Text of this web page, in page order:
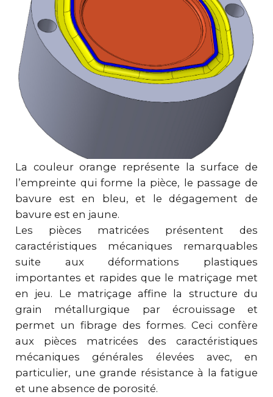
La couleur orange représente la surface de
l’empreinte qui forme la pièce, le passage de
bavure est en bleu, et le dégagement de
bavure est en jaune.
Les pièces matricées présentent des
caractéristiques mécaniques remarquables
suite aux déformations plastiques
importantes et rapides que le matriçage met
en jeu. Le matriçage affine la structure du
grain métallurgique par écrouissage et
permet un fibrage des formes. Ceci confère
aux pièces matricées des caractéristiques
mécaniques générales élevées avec, en
particulier, une grande résistance à la fatigue
et une absence de porosité.